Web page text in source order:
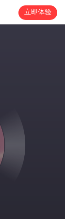
立即体验